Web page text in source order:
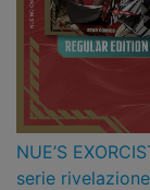
NUE’S
serie